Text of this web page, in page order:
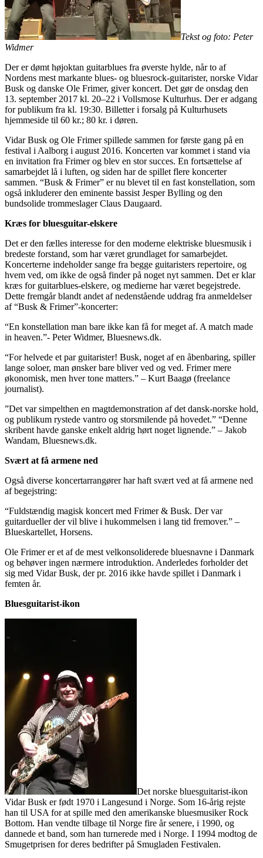
Tekst og foto: Peter
Widmer
Der er dømt højoktan guitarblues fra øverste hylde, når to af
Nordens mest markante blues- og bluesrock-guitarister, norske Vidar
Busk og danske Ole Frimer, giver koncert. Det gør de onsdag den
13. september 2017 kl. 20–22 i Vollsmose Kulturhus. Der er adgang
for publikum fra kl. 19:30. Billetter i forsalg på Kulturhusets
hjemmeside til 60 kr.; 80 kr. i døren.
Vidar Busk og Ole Frimer spillede sammen for første gang på en
festival i Aalborg i august 2016. Koncerten var kommet i stand via
en invitation fra Frimer og blev en stor succes. En fortsættelse af
samarbejdet lå i luften, og siden har de spillet flere koncerter
sammen. “Busk & Frimer” er nu blevet til en fast konstellation, som
også inkluderer den eminente bassist Jesper Bylling og den
bundsolide trommeslager Claus Daugaard.
Kræs for bluesguitar-elskere
Det er den fælles interesse for den moderne elektriske bluesmusik i
bredeste forstand, som har været grundlaget for samarbejdet.
Koncerterne indeholder sange fra begge guitaristers repertoire, og
hvem ved, om ikke de også finder på noget nyt sammen. Det er klar
kræs for guitarblues-elskere, og medierne har været begejstrede.
Dette fremgår blandt andet af nedenstående uddrag fra anmeldelser
af “Busk & Frimer”-koncerter:
“En konstellation man bare ikke kan få for meget af. A match made
in heaven.”- Peter Widmer, Bluesnews.dk.
“For helvede et par guitarister! Busk, noget af en åbenbaring, spiller
lange soloer, man ønsker bare bliver ved og ved. Frimer mere
økonomisk, men hver tone matters.” – Kurt Baagø (freelance
journalist).
”Det var simpelthen en magtdemonstration af det dansk-norske hold,
og publikum rystede vantro og storsmilende på hovedet.” “Denne
skribent havde ganske enkelt aldrig hørt noget lignende.” – Jakob
Wandam, Bluesnews.dk.
Svært at få armene ned
Også diverse koncertarrangører har haft svært ved at få armene ned
af begejstring:
“Fuldstændig magisk koncert med Frimer & Busk. Der var
guitardueller der vil blive i hukommelsen i lang tid fremover.” –
Blueskartellet, Horsens.
Ole Frimer er et af de mest velkonsoliderede bluesnavne i Danmark
og behøver ingen nærmere introduktion. Anderledes forholder det
sig med Vidar Busk, der pr. 2016 ikke havde spillet i Danmark i
femten år.
Bluesguitarist-ikon
Det norske bluesguitarist-ikon
Vidar Busk er født 1970 i Langesund i Norge. Som 16-årig rejste
han til USA for at spille med den amerikanske bluesmusiker Rock
Bottom. Han vendte tilbage til Norge fire år senere, i 1990, og
dannede et band, som han turnerede med i Norge. I 1994 modtog de
Smugetprisen for deres bedrifter på Smugladen Festivalen.